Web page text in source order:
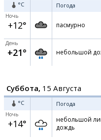
°C Погода
Ночь
+12° пасмурно
День
+21° небольшой
Суббота, 15 Августа
°C Погода
Ночь
+14°
небольшой
дождь